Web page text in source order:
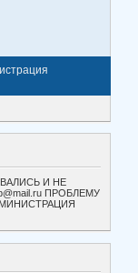
И НЕ
ПРОБЛЕМУ